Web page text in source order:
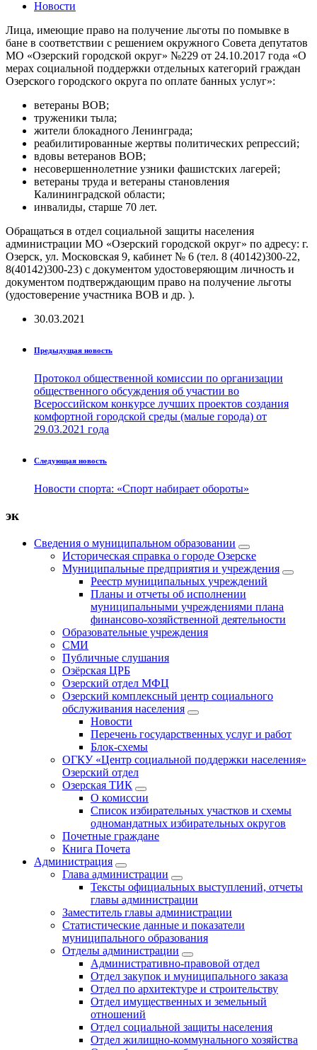
Новости
Лица, имеющие право на получение льготы по помывке в
бане в соответствии с решением окружного Совета депутатов
МО «Озерский городской округ» №229 от 24.10.2017 года «О
мерах социальной поддержки отдельных категорий граждан
Озерского городского округа по оплате банных услуг»:
ветераны ВОВ;
труженики тыла;
жители блокадного Ленинграда;
реабилитированные жертвы политических репрессий;
вдовы ветеранов ВОВ;
несовершеннолетние узники фашистских лагерей;
ветераны труда и ветераны становления
Калининградской области;
инвалиды, старше 70 лет.
Обращаться в отдел социальной защиты населения
администрации МО «Озерский городской округ» по адресу: г.
Озерск, ул. Московская 9, кабинет № 6 (тел. 8 (40142)300-22,
8(40142)300-23) с документом удостоверяющим личность и
документом подтверждающим право на получение льготы
(удостоверение участника ВОВ и др. ).
30.03.2021
Предыдущая новость
Протокол общественной комиссии по организации
общественного обсуждения об участии во
Всероссийском конкурсе лучших проектов создания
комфортной городской среды (малые города) от
29.03.2021 года
Следующая новость
Новости спорта: «Спорт набирает обороты»
эк
Сведения о муниципальном образовании
Историческая справка о городе Озерске
Муниципальные предприятия и учреждения
Реестр муниципальных учреждений
Планы и отчеты об исполнении
муниципальными учреждениями плана
финансово-хозяйственной деятельности
Образовательные учреждения
СМИ
Публичные слушания
Озёрская ЦРБ
Озерский отдел МФЦ
Озерский комплексный центр социального
обслуживания населения
Новости
Перечень государственных услуг и работ
Блок-схемы
ОГКУ «Центр социальной поддержки населения»
Озерский отдел
Озерская ТИК
О комиссии
Список избирательных участков и схемы
одномандатных избирательных округов
Почетные граждане
Книга Почета
Администрация
Глава администрации
Тексты официальных выступлений, отчеты
главы администрации
Заместитель главы администрации
Статистические данные и показатели
муниципального образования
Отделы администрации
Административно-правовой отдел
Отдел закупок и муниципального заказа
Отдел по архитектуре и строительству
Отдел имущественных и земельный
отношений
Отдел социальной защиты населения
Отдел жилищно-коммунального хозяйства